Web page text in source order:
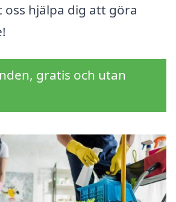
oss hjälpa dig att göra
gratis och utan